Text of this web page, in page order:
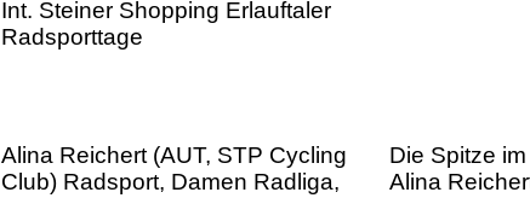
Alina Reichert (AUT, STP Cycling
Club) Radsport, Damen Radliga,
Die Spitze
Alina